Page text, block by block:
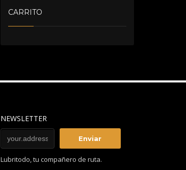
CARRITO
NEWSLETTER
Lubritodo, tu compañero de ruta.